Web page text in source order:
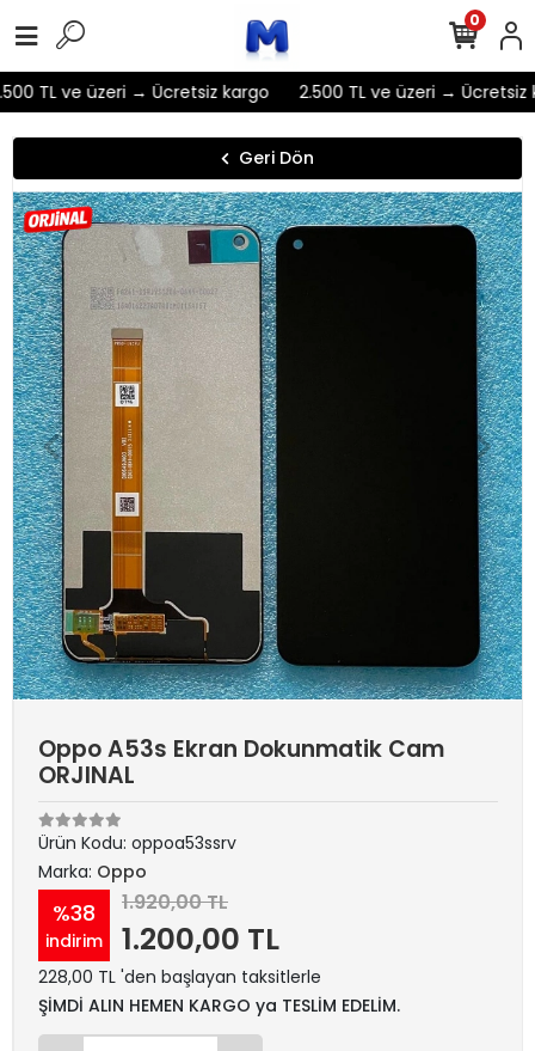
TL ve üzeri → Ücretsiz kargo 2.500 TL ve üzeri → Ücretsiz
0
Geri Dön
Oppo A53s Ekran Dokunmatik Cam
ORJINAL
Ürün Kodu: oppoa53ssrv
Marka: Oppo
%38
indirim
1.920,00 TL
1.200,00 TL
228,00 TL 'den başlayan taksitlerle
ŞİMDİ ALIN HEMEN KARGO ya TESLİM EDELİM.